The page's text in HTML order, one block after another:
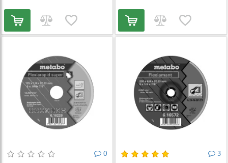
0
3